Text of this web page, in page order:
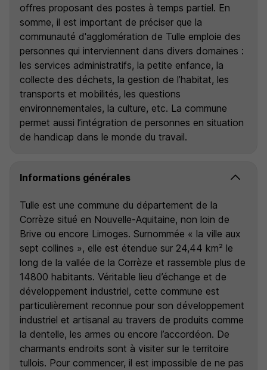
offres proposant des postes à temps partiel. En
somme, il est important de préciser que la
communauté d'agglomération de Tulle emploie des
personnes qui interviennent dans divers domaines :
les services administratifs, la petite enfance, la
collecte des déchets, la gestion de l’habitat, les
transports et mobilités, les questions
environnementales, la culture, etc. La commune
permet aussi l’intégration de personnes en situation
de handicap dans le monde du travail.
Informations générales
Tulle est une commune du département de la
Corrèze situé en Nouvelle-Aquitaine, non loin de
Brive ou encore Limoges. Surnommée « la ville aux
sept collines », elle est étendue sur 24,44 km² le
long de la vallée de la Corrèze et rassemble plus de
14800 habitants. Véritable lieu d’échange et de
développement industriel, cette commune est
particulièrement reconnue pour son développement
industriel et artisanal au travers de produits comme
la dentelle, les armes ou encore l’accordéon. De
charmants endroits sont à visiter sur le territoire
tullois. Pour commencer, il est impossible de ne pas